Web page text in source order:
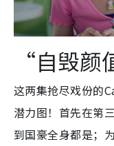
“自毁
这两集抢尽戏份的
潜力图！首先在第
到国豪全身都是；